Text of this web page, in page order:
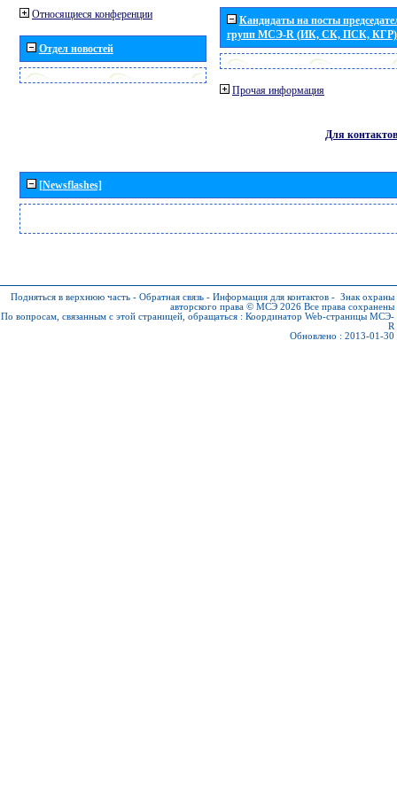
Относящиеся конференции
Отдел новостей
Кандидаты на посты
групп МСЭ-R (ИК, СК, ПСК, КГР)
Прочая информация
Для контактов
[Newsflashes]
Подняться в верхнюю часть - Обратная связь - Информация для контактов - Знак охраны
авторского права © МСЭ 2026 Все права сохранены
По вопросам, связанным с этой страницей, обращаться : Координатор Web-страницы МСЭ-
R
Обновлено : 2013-01-30